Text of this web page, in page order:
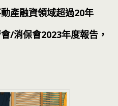
動產融資領域超過20年
/消保會2023年度報告，